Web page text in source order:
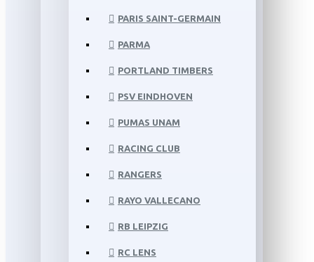
PARIS SAINT-GERMAIN
PARMA
PORTLAND TIMBERS
PSV EINDHOVEN
PUMAS UNAM
RACING CLUB
RANGERS
RAYO VALLECANO
RB LEIPZIG
RC LENS